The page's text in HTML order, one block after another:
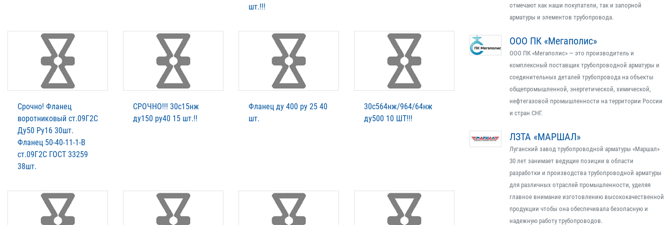
шт.!!!
Срочно! Фланец
воротниковый ст.09Г2С
Ду50 Ру16 30шт.
Фланец 50-40-11-1-B
ст.09Г2С ГОСТ 33259
38шт.
СРОЧНО!!! 30с15нж
ду150 ру40 15 шт.!!
Фланец ду 400 ру 25 40
шт.
30с564нж/964/64нж
ду500 10 ШТ!!!
отмечают как наши покупатели, так и запорной
арматуры и элементов трубопровода.
ООО ПК «Мегаполис»
ООО ПК «Мегаполис» — это производитель и
комплексный поставщик трубопроводной арматуры и
соединительных деталей трубопровода на объекты
общепромышленной, энергетической, химической,
нефтегазовой промышленности на территории России
и стран СНГ.
ЛЗТА «МАРШАЛ»
Луганский завод трубопроводной арматуры «Маршал»
30 лет занимает ведущие позиции в области
разработки и производства трубопроводной арматуры
для различных отраслей промышленности, уделяя
главное внимание изготовлению высококачественной
продукции чтобы она обеспечивала безопасную и
надежную работу трубопроводов.